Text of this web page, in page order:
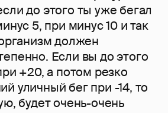
до этого ты уже бегал
5, при минус 10 и так
должен
Если вы до этого
+20, а потом резко
уличный бег при -14, то
будет очень-очень